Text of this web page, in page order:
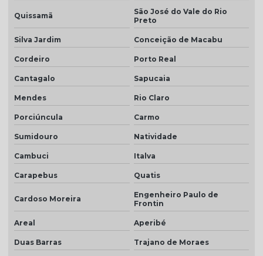
Telha piso branco
Telha piso esmaltada
Telha plan cerâmica
Telha plan colonial
Telha plan por m2
Telha plan natural
Telha plan preço
Telha plan resinada
Telha plan resinada preço
Telha porcelanato
Telha porcelanato branca
Quissamã
São José do Vale do Rio
Preto
Silva Jardim Conceição de Macabu
Cordeiro Porto Real
Cantagalo Sapucaia
Mendes Rio Claro
Porciúncula Carmo
Sumidouro Natividade
Cambuci Italva
Carapebus Quatis
Cardoso Moreira
Engenheiro Paulo de
Frontin
Areal Aperibé
Duas Barras Trajano de Moraes